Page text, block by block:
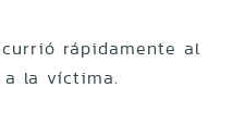
rápidamente al
la víctima.